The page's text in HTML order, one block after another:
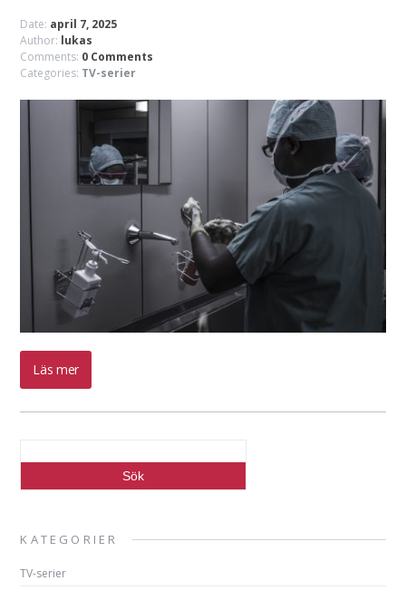
Date: april 7, 2025
Author: lukas
Comments: 0 Comments
Categories: TV-serier
Läs mer
KATEGORIER
TV-serier